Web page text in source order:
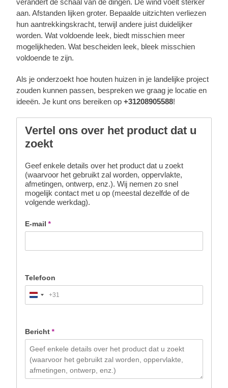
verandert de schaal van de dingen. De wind voelt sterker
aan. Afstanden lijken groter. Bepaalde uitzichten verliezen
hun aantrekkingskracht, terwijl andere juist duidelijker
worden. Wat voldoende leek, biedt misschien meer
mogelijkheden. Wat bescheiden leek, bleek misschien
voldoende te zijn.
Als je onderzoekt hoe houten huizen in je landelijke project
zouden kunnen passen, bespreken we graag je locatie en
ideeën. Je kunt ons bereiken op +31208905588!
Vertel ons over het product dat u
zoekt
Geef enkele details over het product dat u zoekt
(waarvoor het gebruikt zal worden, oppervlakte,
afmetingen, ontwerp, enz.). Wij nemen zo snel
mogelijk contact met u op (meestal dezelfde of de
volgende werkdag).
E-mail *
Telefoon
Netherlands
+31
+31
Bericht*